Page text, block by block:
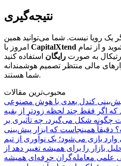
نتیجه‌گیری
یک رویا نیست. شما می‌توانید همین
CapitalXtend
به صورت رایگان
مالی منتظر تصمیم هوشمندانه
شما هستند.
محبوب‌ترین مقالات
پیش‌بینی کندل بعدی با هوش مصنوعی
که اگر فقط چند لحظه زودتر از بقیه
چگونه شکل می‌گیرد، چه تأثیری بر
همینجاست که ابزار پیش‌بینی
بازی می‌شود؛ یک نوآوری از تیم
بازار را برای همیشه تغییر دهد از
علمی معامله‌گران حرفه‌ای همیشه